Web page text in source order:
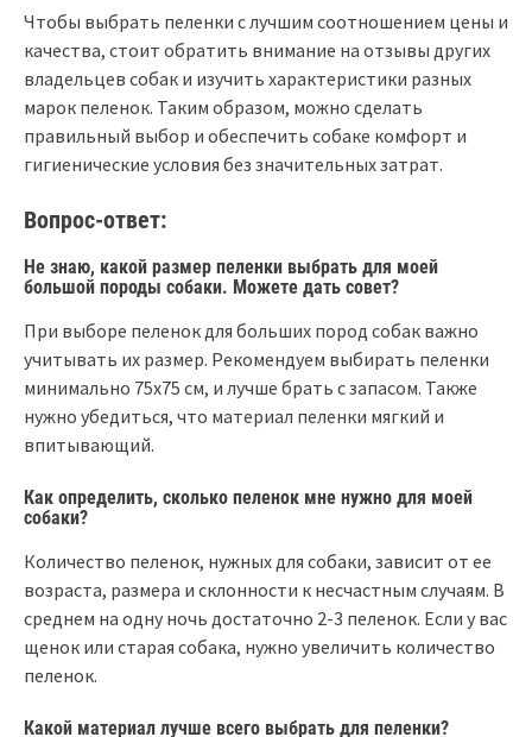
Чтобы выбрать пеленки с лучшим соотношением цены и
качества, стоит обратить внимание на отзывы других
владельцев собак и изучить характеристики разных
марок пеленок. Таким образом, можно сделать
правильный выбор и обеспечить собаке комфорт и
гигиенические условия без значительных затрат.
Вопрос-ответ:
Не знаю, какой размер пеленки выбрать для моей
большой породы собаки. Можете дать совет?
При выборе пеленок для больших пород собак важно
учитывать их размер. Рекомендуем выбирать пеленки
минимально 75х75 см, и лучше брать с запасом. Также
нужно убедиться, что материал пеленки мягкий и
впитывающий.
Как определить, сколько пеленок мне нужно для моей
собаки?
Количество пеленок, нужных для собаки, зависит от ее
возраста, размера и склонности к несчастным случаям. В
среднем на одну ночь достаточно 2-3 пеленок. Если у вас
щенок или старая собака, нужно увеличить количество
пеленок.
Какой материал лучше всего выбрать для пеленки?